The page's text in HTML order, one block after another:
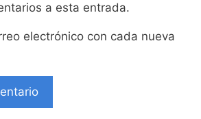
a esta entrada.
electrónico con cada nueva